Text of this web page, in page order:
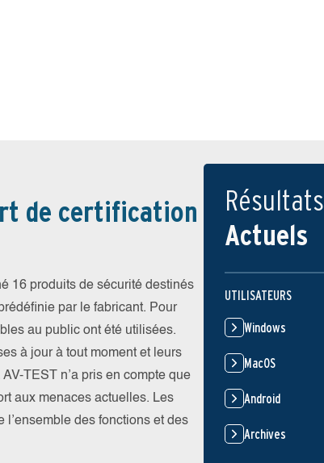
de certification
16 produits de sécurité destinés
par le fabricant. Pour
au public ont été utilisées.
à jour à tout moment et leurs
TEST n’a pris en compte que
aux menaces actuelles. Les
l’ensemble des fonctions et des
Résultats
Actuels
UTILISATEURS
Windows
MacOS
Android
Archives